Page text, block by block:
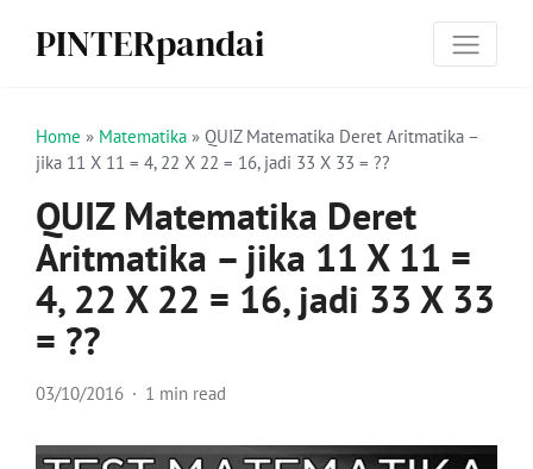
PINTERpandai
Home » Matematika » QUIZ Matematika Deret Aritmatika –
jika 11 X 11 = 4, 22 X 22 = 16, jadi 33 X 33 = ??
QUIZ Matematika Deret
Aritmatika – jika 11 X 11 =
4, 22 X 22 = 16, jadi 33 X 33
= ??
03/10/2016 1 min read